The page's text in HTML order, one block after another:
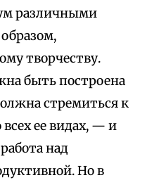
различными
творчеству.
быть построена
стремиться к
ее видах, — и
над
Но в